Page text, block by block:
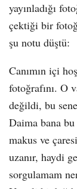
yayınladığı
çektiği bir
şu notu düştü:
Canımın içi
fotoğrafını. O
değildi, bu
Daima bana
makus ve
uzanır, haydi
sorgulamam